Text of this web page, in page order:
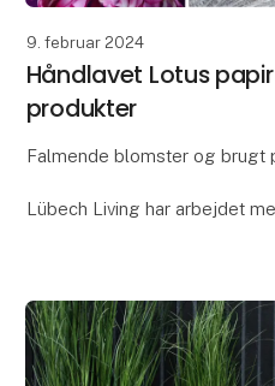
9. februar 2024
Håndlavet Lotus
produkter
Falmende blomster og brugt
Lübech Living har arbejdet